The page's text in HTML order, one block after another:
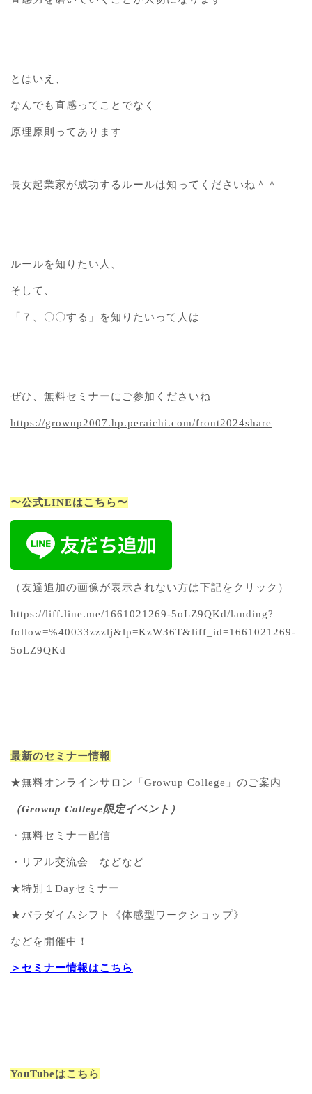
とはいえ、
なんでも直感ってことでなく
原理原則ってあります
長女起業家が成功するルールは知ってくださいね＾＾
ルールを知りたい人、
そして、
「７、〇〇する」を知りたいって人は
ぜひ、無料セミナーにご参加くださいね
https://growup2007.hp.peraichi.com/front2024share
〜公式LINEはこちら〜
（友達追加の画像が表示されない方は下記をクリック）
https://liff.line.me/1661021269-5oLZ9QKd/landing?
follow=%40033zzzlj&lp=KzW36T&liff_id=1661021269-
5oLZ9QKd
最新のセミナー情報
★無料オンラインサロン「Growup College」のご案内
（Growup College限定イベント）
・無料セミナー配信
・リアル交流会 などなど
★特別１Dayセミナー
★パラダイムシフト《体感型ワークショップ》
などを開催中！
＞セミナー情報はこちら
YouTubeはこちら